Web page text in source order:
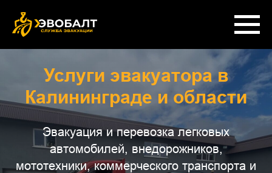
Услуги эвакуатора в
Калининграде и области
Эвакуация и перевозка легковых
автомобилей, внедорожников,
мототехники, коммерческого транспорта и